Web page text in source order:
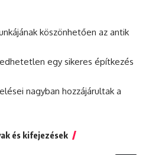
köszönhetően az antik
egy sikeres építkezés
nagyban hozzájárultak a
és kifejezések